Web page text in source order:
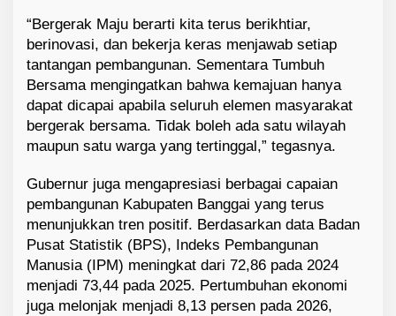
“Bergerak Maju berarti kita terus berikhtiar,
berinovasi, dan bekerja keras menjawab setiap
tantangan pembangunan. Sementara Tumbuh
Bersama mengingatkan bahwa kemajuan hanya
dapat dicapai apabila seluruh elemen masyarakat
bergerak bersama. Tidak boleh ada satu wilayah
maupun satu warga yang tertinggal,” tegasnya.
Gubernur juga mengapresiasi berbagai capaian
pembangunan Kabupaten Banggai yang terus
menunjukkan tren positif. Berdasarkan data Badan
Pusat Statistik (BPS), Indeks Pembangunan
Manusia (IPM) meningkat dari 72,86 pada 2024
menjadi 73,44 pada 2025. Pertumbuhan ekonomi
juga melonjak menjadi 8,13 persen pada 2026,